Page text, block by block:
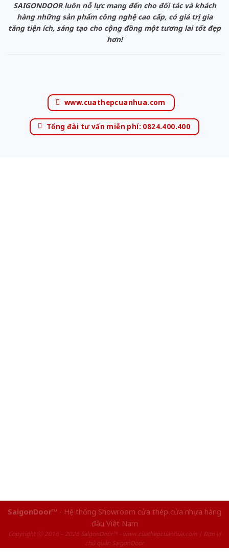
SAIGONDOOR luôn nỗ lực mang đến cho đối tác và khách
hàng những sản phẩm công nghệ cao cấp, có giá trị gia
tăng tiện ích, sáng tạo cho cộng đồng một tương lai tốt đẹp
hơn!
www.cuathepcuanhua.com
Tổng đài tư vấn miễn phí: 0824.400.400
SaigonDoor™ - Hệ thống Showroom cửa thép cửa nhựa hàng
đầu Việt Nam
Copyright ⓒ 2016 – 2026 SaigonDoor™ - www.cuathepcuanhua.com | Đơn vị
chủ quản SaigonDoor